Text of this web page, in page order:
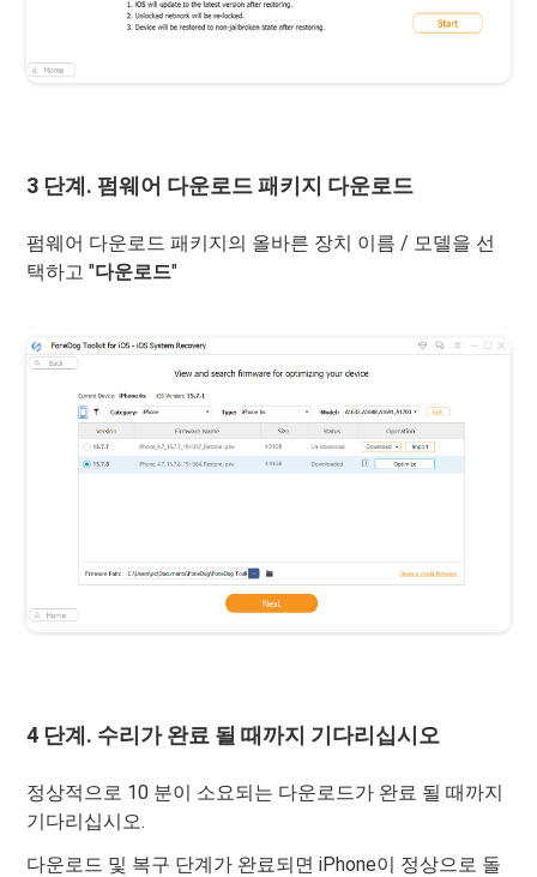
3 단계. 펌웨어 다운로드 패키지 다운로드
펌웨어 다운로드 패키지의 올바른 장치 이름 / 모델을 선
택하고 "다운로드"
4 단계. 수리가 완료 될 때까지 기다리십시오
정상적으로 10 분이 소요되는 다운로드가 완료 될 때까지
기다리십시오.
다운로드 및 복구 단계가 완료되면 iPhone이 정상으로 돌